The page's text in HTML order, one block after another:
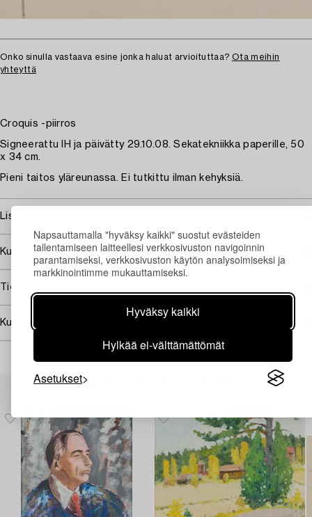
Napsauttamalla "hyväksy kaikki" suostut evästeiden
tallentamiseen laitteellesi verkkosivuston navigoinnin
parantamiseksi, verkkosivuston käytön analysoimiseksi ja
markkinointimme mukauttamiseksi.
Hyväksy kaikki
Hylkää ei-välttämättömät
Asetukset
Onko sinulla vastaava esine jonka haluat arvioituttaa? Ota meihin
yhteyttä
Croquis -piirros
Signeerattu IH ja päivätty 29.10.08. Sekatekniikka paperille, 50
x 34 cm.
Pieni taitos yläreunassa. Ei tutkittu ilman kehyksiä.
Lisää taiteilijasta Ismo Hölttö
Kuuluu jälleenmyyntikorvauksen piiriin
Tietoa ostamisesta
Kuvan käyttöoikeudet
Muiden katsomia kohteita